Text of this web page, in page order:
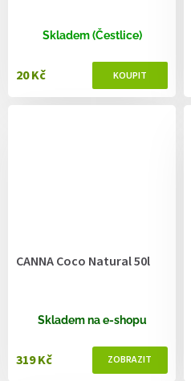
Skladem (Čestlice)
20 Kč
CANNA Coco Natural 50l
Skladem na e-shopu
319 Kč